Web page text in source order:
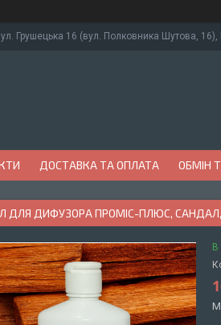
Грушецька 16 (вул. Полковника Шутова, 16),
ДОСТАВКА ТА ОПЛАТА ОБМІН
ДЛЯ ДИФУЗОРА ПРОМІС-ПЛЮС,
В